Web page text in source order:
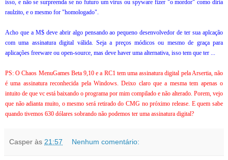
isso, e não se surpreenda se no futuro um virus ou spyware fizer "o mordor" como diria
raulzito, e o mesmo for "homologado".
Acho que a M$ deve abrir algo pensando ao pequeno desenvolvedor de ter sua aplcação
com uma assinatura digital válida. Seja a preços módicos ou mesmo de graça para
aplicações freeware ou open-source, mas deve haver uma alternativa, isso tem que ter ...
PS: O Chaos MenuGames Beta 9,10 e a RC1 tem uma assinatura digital pela Arsertia, não
é uma assinatura reconhecida pela Windows. Deixo claro que a mesma tem apenas o
intuito de que vc está baixando o programa por mim compilado e não alterado. Porem, vejo
que não adianta muito, o mesmo será retirado do CMG no próximo release. E quem sabe
quando tivemos 630 dólares sobrando não podemos ter uma assinatura digital?
Casper às 21:57 Nenhum comentário: